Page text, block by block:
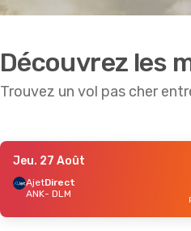
Découvrez les
Trouvez un vol pas cher
- Sam. 29 Août
45€
Jeu. 27 Août
AjetDirect
ANK- DLM